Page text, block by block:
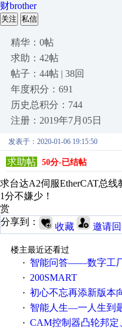
财brother
关注 私信
精华：0帖
求助：42帖
帖子：44帖 | 38回
年度积分：691
历史总积分：744
注册：2019年7月05日
发表于：2020-01-06 19:15:50
求助帖 50分-已结帖
求台达A2伺服EtherCAT总
1分不嫌少！
赏
分享到：
收藏 邀请
楼主最近还看过
·
智能问答——数字工厂、智慧工厂和智能制
· 200SMART
· 初心不忘再添新版本向正智慧城
· 智能人生—一人生到最后，其
· CAM控制器凸轮邦定、飞剪